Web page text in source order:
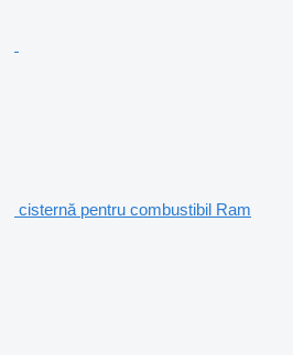
cisternă pentru combustibil Ram